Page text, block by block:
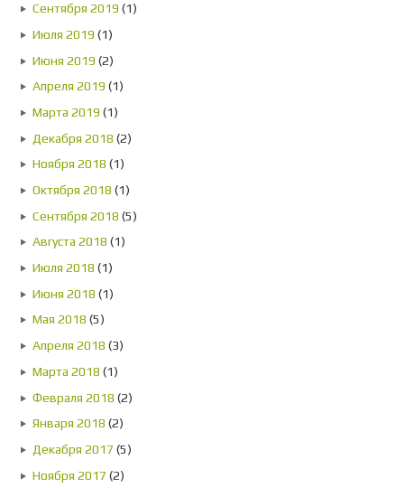
Сентября 2019 (1)
Июля 2019 (1)
Июня 2019 (2)
Апреля 2019 (1)
Марта 2019 (1)
Декабря 2018 (2)
Ноября 2018 (1)
Октября 2018 (1)
Сентября 2018 (5)
Августа 2018 (1)
Июля 2018 (1)
Июня 2018 (1)
Мая 2018 (5)
Апреля 2018 (3)
Марта 2018 (1)
Февраля 2018 (2)
Января 2018 (2)
Декабря 2017 (5)
Ноября 2017 (2)